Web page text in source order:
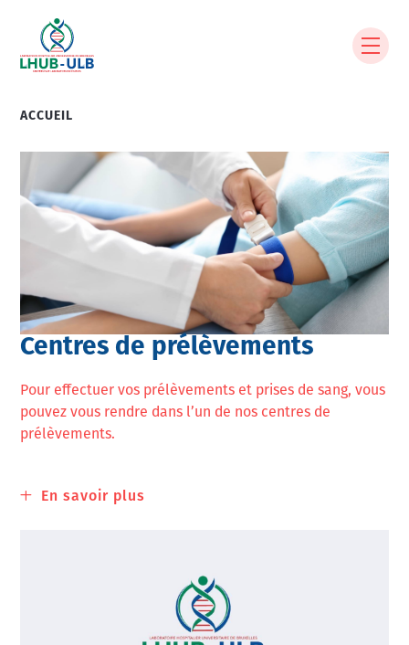
contenu
principal
Fil
d'Ariane
ACCUEIL
Centres de prélèvements
Pour effectuer vos prélèvements et prises de sang, vous
pouvez vous rendre dans l’un de nos centres de
prélèvements.
En savoir plus